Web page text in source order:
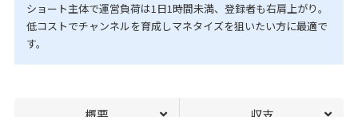
ショート主体で運営負荷は1日1時間未満、登録者も右肩上がり。
低コストでチャンネルを育成しマネタイズを狙いたい方に最適で
す。